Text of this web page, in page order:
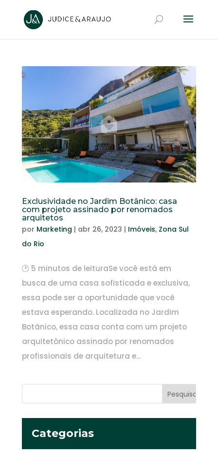
Exclusividade no Jardim Botânico: casa
com projeto assinado por renomados
arquitetos
por Marketing | abr 26, 2023 | Imóveis, Zona Sul
do Rio
🕑 5 minutos de leituraSe você está em
busca de uma casa sofisticada e exclusiva,
essa pode ser a oportunidade que você
estava esperando. Localizada no Jardim
Botânico, essa casa conta com um projeto
arquitetônico assinado por renomados
profissionais de arquitetura e...
Categorias